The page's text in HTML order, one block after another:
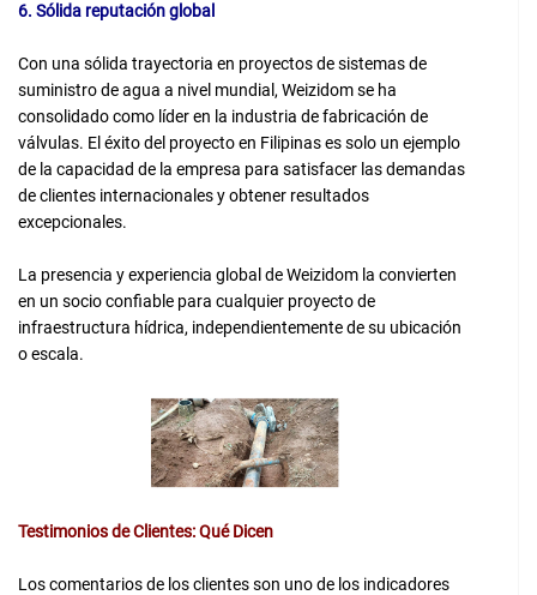
6. Sólida reputación global
Con una sólida trayectoria en proyectos de sistemas de
suministro de agua a nivel mundial, Weizidom se ha
consolidado como líder en la industria de fabricación de
válvulas. El éxito del proyecto en Filipinas es solo un ejemplo
de la capacidad de la empresa para satisfacer las demandas
de clientes internacionales y obtener resultados
excepcionales.
La presencia y experiencia global de Weizidom la convierten
en un socio confiable para cualquier proyecto de
infraestructura hídrica, independientemente de su ubicación
o escala.
Testimonios de Clientes: Qué Dicen
Los comentarios de los clientes son uno de los indicadores